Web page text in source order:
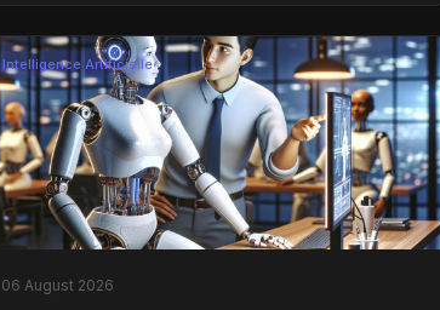
Intelligence Artificielle
06 August 2026